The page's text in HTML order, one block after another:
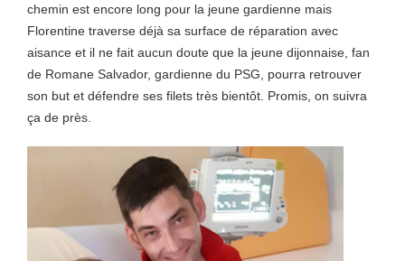
chemin est encore long pour la jeune gardienne mais
Florentine traverse déjà sa surface de réparation avec
aisance et il ne fait aucun doute que la jeune dijonnaise, fan
de Romane Salvador, gardienne du PSG, pourra retrouver
son but et défendre ses filets très bientôt. Promis, on suivra
ça de près.